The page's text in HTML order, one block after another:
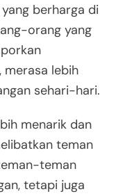
berharga di
orang yang
merasa lebih
sehari-hari.
menarik dan
teman
teman
tetapi juga